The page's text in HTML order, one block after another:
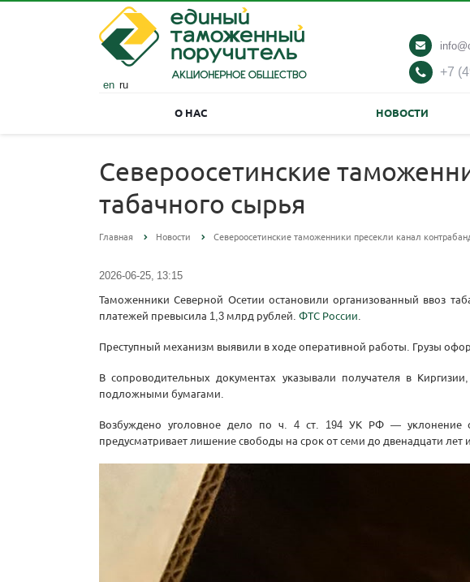
en ru
+7
О НАС НОВОСТИ
Североосетинские
табачного сырья
Главная Новости Североосетинские таможенники пресекли канал
2026-06-25, 13:15
Таможенники Северной Осетии остановили организованный ввоз
платежей превысила 1,3 млрд рублей. ФТС России
Преступный механизм выявили в ходе оперативной работы. Грузы
В сопроводительных документах указывали получателя в
подложными бумагами.
Возбуждено уголовное дело по ч. 4 ст. 194 УК РФ — уклонение
предусматривает лишение свободы на срок от семи до двенадцати